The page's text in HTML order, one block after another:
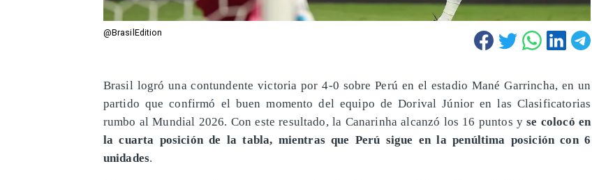
@BrasilEdition
Brasil logró una contundente victoria por 4-0 sobre Perú en el estadio Mané Garrincha, en un
partido que confirmó el buen momento del equipo de Dorival Júnior en las Clasificatorias
rumbo al Mundial 2026. Con este resultado, la Canarinha alcanzó los 16 puntos yse colocó en
la cuarta posición de la tabla, mientras que Perú sigue en la penúltima posición con 6
unidades.